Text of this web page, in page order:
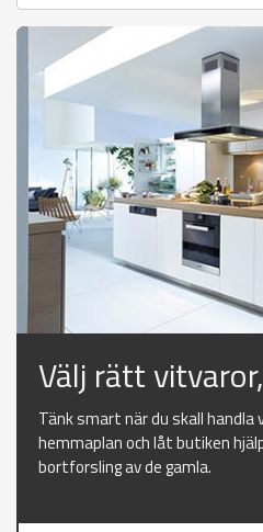
Välj rätt
Tänk smart när du skall handla
hemmaplan och låt butiken
bortforsling av de gamla.